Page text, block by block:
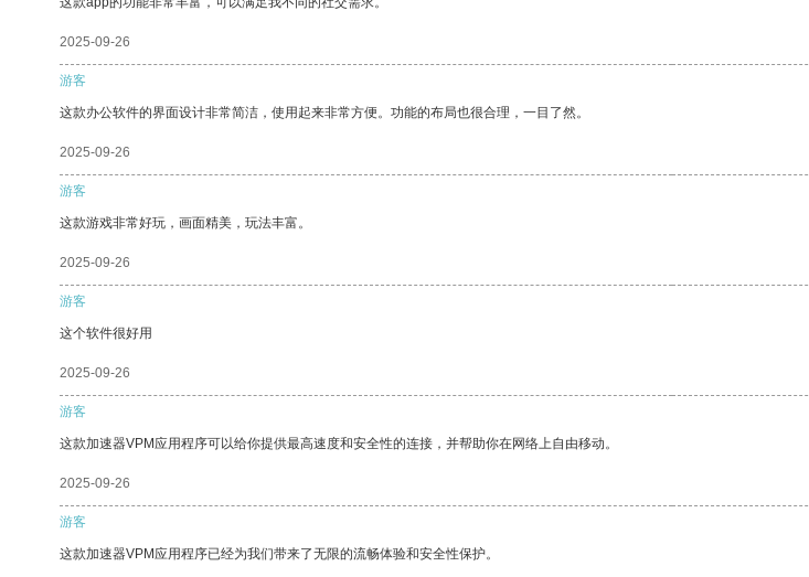
2025-09-26
游客
这款办公软件的界面设计非常简洁，使用起来非常方便。功能的布局也很合理，一目了然。
2025-09-26
游客
这款游戏非常好玩，画面精美，玩法丰富。
2025-09-26
游客
这个软件很好用
2025-09-26
游客
这款加速器VPM应用程序可以给你提供最高速度和安全性的连接，并帮助你在网络上自由移动。
2025-09-26
游客
这款加速器VPM应用程序已经为我们带来了无限的流畅体验和安全性保护。